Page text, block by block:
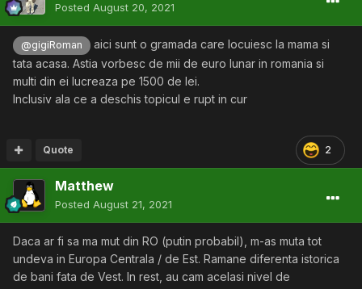
Se misca lucrurile, chiar daca incet si prost.
Totusi daca era atata saracie nu mai erau pline
autostrazile si dn-urile catre mare si munte. Masinile nu se
alimenteaza cu coji de seminte.
Paznicii, vanzatorii si ospatarii au telefoane top, chiar
daca furate de altii din Germania. Strang din buci si fac
Alimentele sunt mai scumpe ca in vest pentru ca e
romanul filooccidental. E dorinta de a avea cele mai bune
chimicale cancerigene pe masa. Sa "muara dujmanii" de
invidie.
Perfectiunea e monotona, are si mahalaua farmecul ei.
cat despre preturi, poate ca @Nytro
ramane in Romania tocmai pentru ca in Germania e mai
Posted August 20, 2021
@gigiRoman
aici sunt o gramada care locuiesc la mama si
tata acasa. Astia vorbesc de mii de euro lunar in romania si
multi din ei lucreaza pe 1500 de lei.
Inclusiv ala ce a deschis topicul e rupt in cur
2
Quote
Matthew
Posted August 21, 2021
Daca ar fi sa ma mut din RO (putin probabil), m-as muta tot
undeva in Europa Centrala / de Est. Ramane diferenta istorica
de bani fata de Vest. In rest, au cam acelasi nivel de